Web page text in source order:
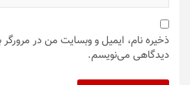
ذخیره نام، ایمیل و وبسایت من در مرورگر
دیدگاهی می‌نویسم.